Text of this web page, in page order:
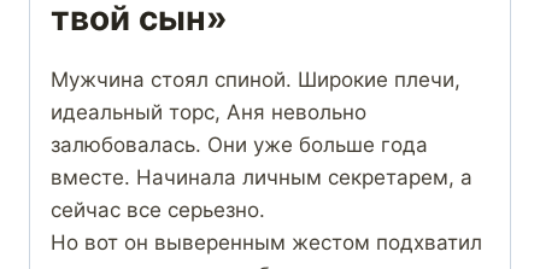
твой сын»
Мужчина стоял спиной. Широкие плечи,
идеальный торс, Аня невольно
залюбовалась. Они уже больше года
вместе. Начинала личным секретарем, а
сейчас все серьезно.
Но вот он выверенным жестом подхватил